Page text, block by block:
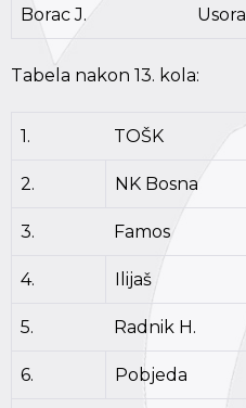
Borac J. Usora
Tabela nakon 13. kola:
1. TOŠK
2. NK Bosna
3. Famos
4. Ilijaš
5. Radnik H.
6. Pobjeda